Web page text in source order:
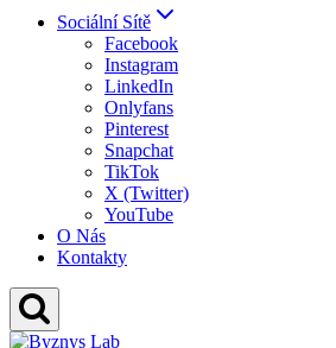
Sociální Sítě
Facebook
Instagram
LinkedIn
Onlyfans
Pinterest
Snapchat
TikTok
X (Twitter)
YouTube
O Nás
Kontakty